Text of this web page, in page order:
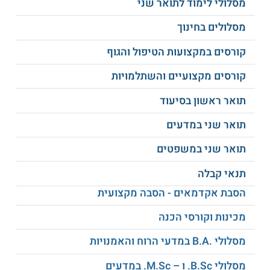
והתפתחותה תוך בחינת תהליכים תקינים
ולוקים.
התמחות במחשבים בחינוך (בשיתוף המגמה
לטכנולוגיה בחוג ללמידה הוראה והדרכה) -
התמחות זו נועדה לבסס ולחקור את יחסי
הגומלין בין תהליכים חינוכיים וטכנולוגיות
חדשניות כגון מחשבים, תקשוב ואינטרנט.
סטודנטים בהתמחות זו יהוו חלק מהמאמץ
להטמעת הטכנולוגיות השונות במערכת החינוך
המיוחד.
הלימודים נוגעים בנושאים שונים כגון: למידה
בסביבה עתירת טכנולוגיה, טכנולוגיית סיוע,
תיאוריות מתקדמות במחשבים בחינוך המיוחד
ולמידה תוך כדי התנסות חושית בסביבות
ממוחשבות.
מסלולים בחינוך
קורסים במקצועות הטיפול והגוף
קורסים מקצועיים והשתלמויות
תואר ראשון בסיעוד
תואר שני במדעים
תואר שני במשפטים
תנאי קבלה
הסבת אקדמאים - הסבה מקצועית
מכינות וקורסי הכנה
מסלולי .B.A במדעי הרוח והאמנויות
מסלולי B.Sc. ו – M.Sc. במדעים